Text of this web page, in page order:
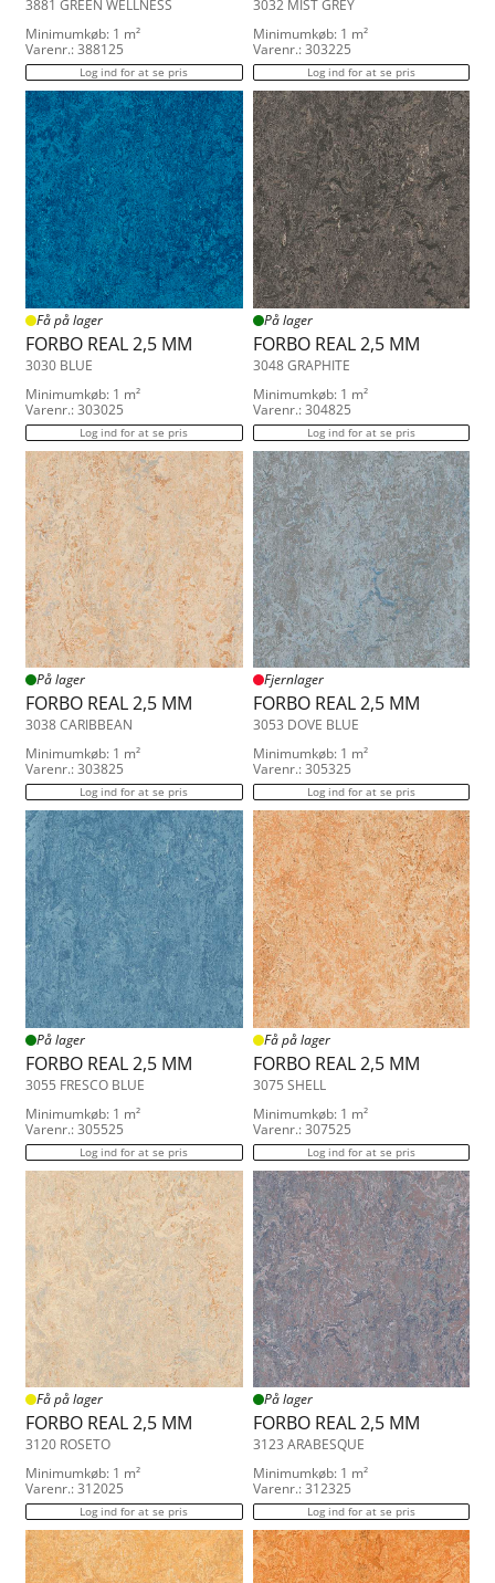
3881 GREEN WELLNESS
Minimumkøb: 1 m²
Varenr.: 388125
Log ind for at se pris
3032 MIST GREY
Minimumkøb: 1 m²
Varenr.: 303225
Log ind for at se pris
Få på lager
FORBO REAL 2,5 MM
3030 BLUE
Minimumkøb: 1 m²
Varenr.: 303025
Log ind for at se pris
På lager
FORBO REAL 2,5 MM
3048 GRAPHITE
Minimumkøb: 1 m²
Varenr.: 304825
Log ind for at se pris
På lager
FORBO REAL 2,5 MM
3038 CARIBBEAN
Minimumkøb: 1 m²
Varenr.: 303825
Log ind for at se pris
Fjernlager
FORBO REAL 2,5 MM
3053 DOVE BLUE
Minimumkøb: 1 m²
Varenr.: 305325
Log ind for at se pris
På lager
FORBO REAL 2,5 MM
3055 FRESCO BLUE
Minimumkøb: 1 m²
Varenr.: 305525
Log ind for at se pris
Få på lager
FORBO REAL 2,5 MM
3075 SHELL
Minimumkøb: 1 m²
Varenr.: 307525
Log ind for at se pris
Få på lager
FORBO REAL 2,5 MM
3120 ROSETO
Minimumkøb: 1 m²
Varenr.: 312025
Log ind for at se pris
På lager
FORBO REAL 2,5 MM
3123 ARABESQUE
Minimumkøb: 1 m²
Varenr.: 312325
Log ind for at se pris